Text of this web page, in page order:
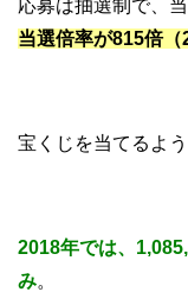
応募は抽選制で、
当選倍率が815倍（
宝くじを当てるよ
2018年では、
み。